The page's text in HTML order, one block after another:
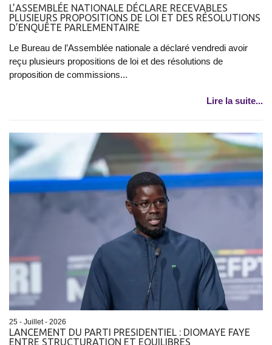
L’ASSEMBLÉE NATIONALE DÉCLARE RECEVABLES
PLUSIEURS PROPOSITIONS DE LOI ET DES RÉSOLUTIONS
D’ENQUÊTE PARLEMENTAIRE
Le Bureau de l’Assemblée nationale a déclaré vendredi avoir
reçu plusieurs propositions de loi et des résolutions de
proposition de commissions...
Lire la suite...
25 - Juillet - 2026
LANCEMENT DU PARTI PRESIDENTIEL : DIOMAYE FAYE
ENTRE STRUCTURATION ET EQUILIBRES